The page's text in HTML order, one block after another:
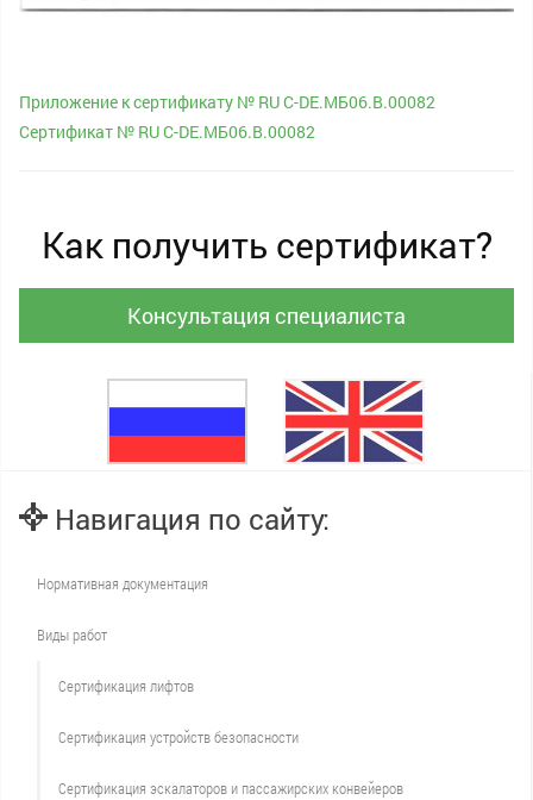
Приложение к сертификату № RU С-DE.МБ06.В.00082
Сертификат № RU С-DE.МБ06.B.00082
Как получить сертификат?
Консультация специалиста
Навигация по сайту:
Нормативная документация
Виды работ
Сертификация лифтов
Сертификация устройств безопасности
Сертификация эскалаторов и пассажирских конвейеров